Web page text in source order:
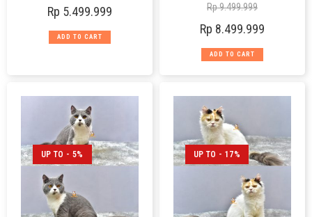
Rp 5.499.999
ADD TO CART
Rp9.499.999
Rp 8.499.999
ADD TO CART
UP TO - 5% UP TO - 17%